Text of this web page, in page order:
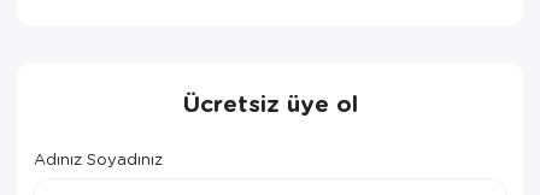
Ücretsiz üye ol
Adınız Soyadınız